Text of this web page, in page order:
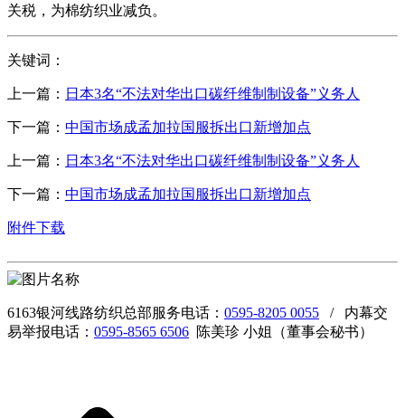
关税，为棉纺织业减负。
关键词：
上一篇： 日本3名“不法对华出口碳纤维制制设备”义务人
下一篇： 中国市场成孟加拉国服拆出口新增加点
上一篇： 日本3名“不法对华出口碳纤维制制设备”义务人
下一篇： 中国市场成孟加拉国服拆出口新增加点
附件下载
6163银河线路纺织总部服务电话： 0595-8205 0055 / 内幕交
易举报电话： 0595-8565 6506 陈美珍 小姐（董事会秘书）